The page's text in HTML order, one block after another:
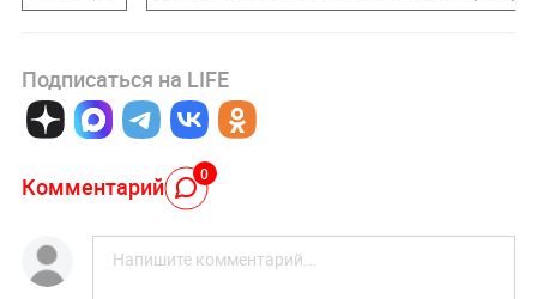
Подписаться на LIFE
Комментарий 0